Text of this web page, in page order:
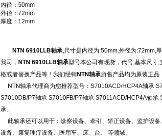
内径：50mm
外径：72mm
厚度：12mm
NTN 6910LLB轴承,尺寸是内径为:50mm,外径为:72mm,
我司， NTN 6910LLB轴承型号本公司有现货，代号,基本尺寸
格或者替换产品等！我们经销NTN轴承所售产品均为原装正品
NTN轴承代理商为您推荐型号：S7010ACD/HCP4A轴承
S7010DB/P7轴承 S7010FB/P7轴承 S7011ACD/HCP4A轴
承。
此轴承还可以用于：诊察设备、牵引、矫正设备、监护设
设备、康复理疗设备、医用车、床、台、 等领域。